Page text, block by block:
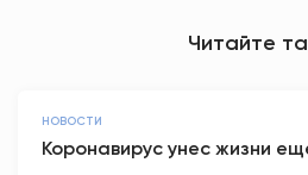
Читайте
НОВОСТИ
Коронавирус унес жизни